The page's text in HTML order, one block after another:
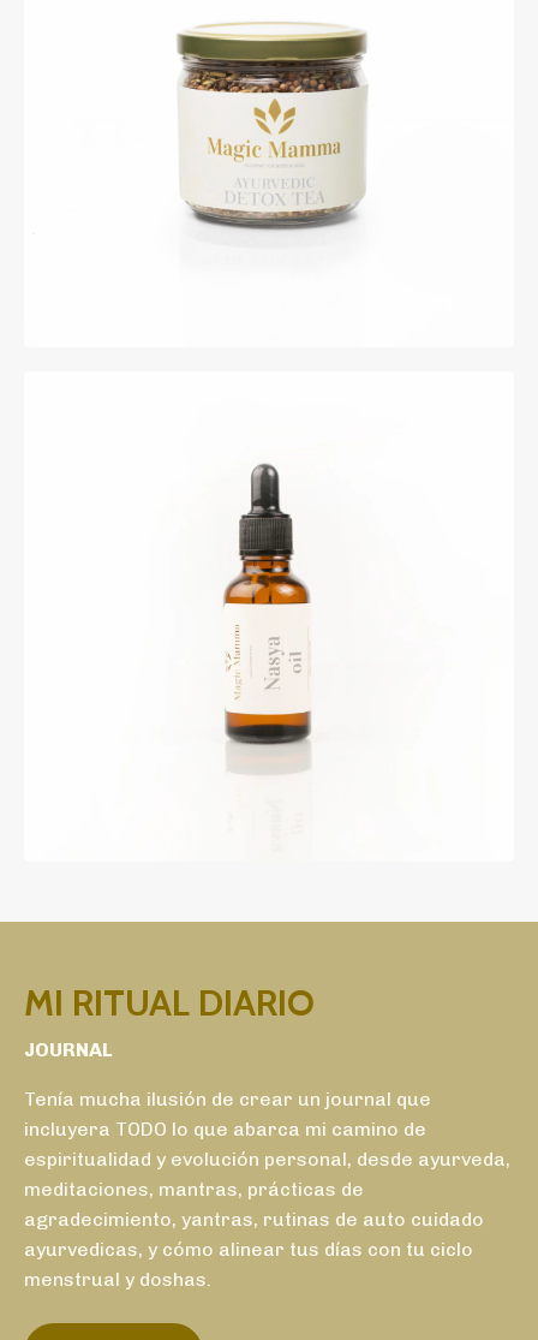
MI RITUAL DIARIO
JOURNAL
Tenía mucha ilusión de crear un journal que
incluyera TODO lo que abarca mi camino de
espiritualidad y evolución personal, desde ayurveda,
meditaciones, mantras, prácticas de
agradecimiento, yantras, rutinas de auto cuidado
ayurvedicas, y cómo alinear tus días con tu ciclo
menstrual y doshas.